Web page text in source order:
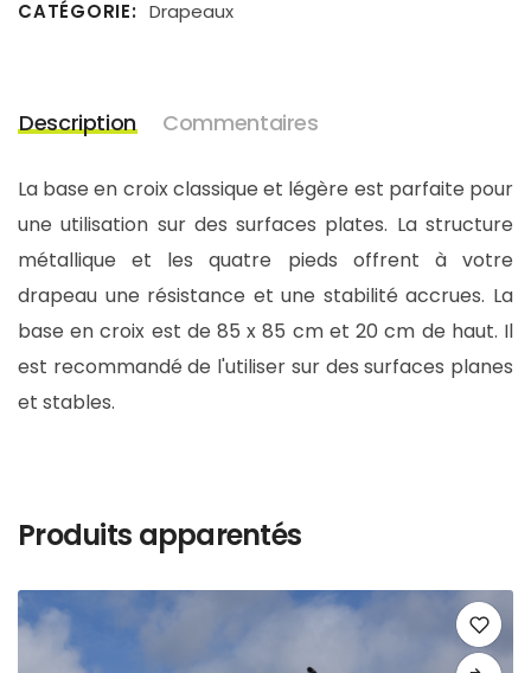
CATÉGORIE Drapeaux
Description Commentaires
La base en croix classique et légère est parfaite pour
une utilisation sur des surfaces plates. La structure
métallique et les quatre pieds offrent à votre
drapeau une résistance et une stabilité accrues. La
base en croix est de 85 x 85 cm et 20 cm de haut. Il
est recommandé de l'utiliser sur des surfaces planes
et stables.
Produits apparentés